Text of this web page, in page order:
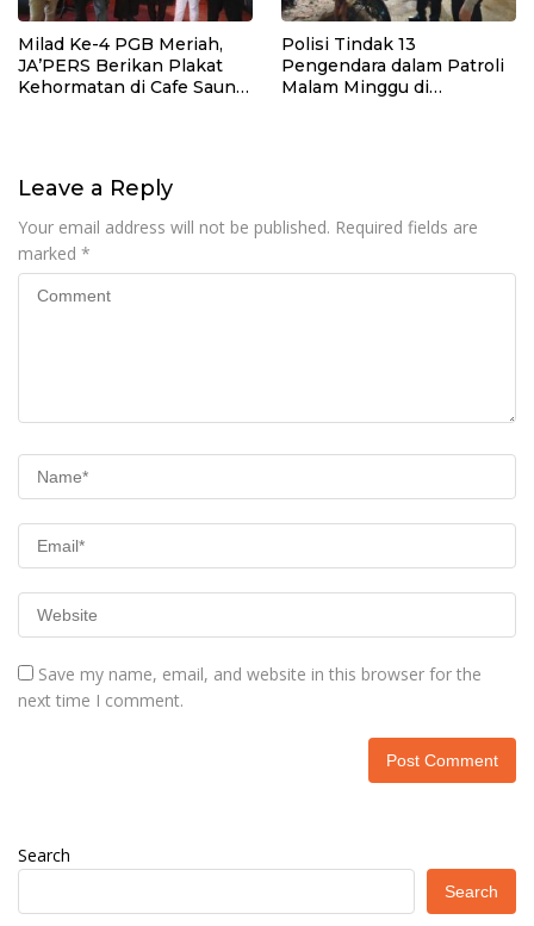
Milad Ke-4 PGB Meriah,
JA’PERS Berikan Plakat
Kehormatan di Cafe Saung
Polisi Tindak 13
Pengendara dalam Patroli
Malam Minggu di
Leave a Reply
Your email address will not be published. Required fields are
marked *
Save my name, email, and website in this browser for the
next time I comment.
Search
Search